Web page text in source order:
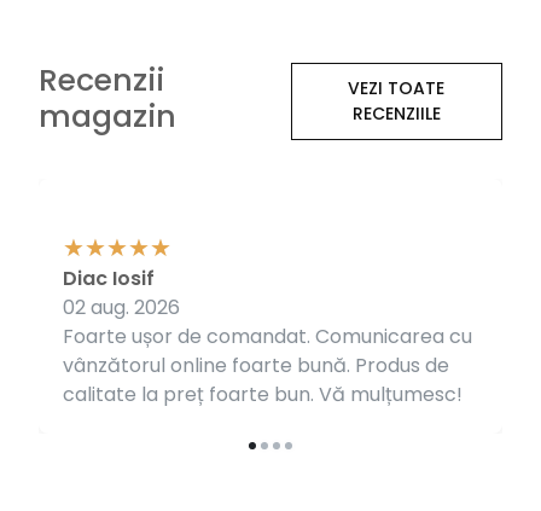
Recenzii
magazin
VEZI TOATE
RECENZIILE
Foarte ușor de comandat. Comunicarea cu
vânzătorul online foarte bună. Produs de
calitate la preț foarte bun. Vă mulțumesc!
Diac Iosif
02 aug. 2026